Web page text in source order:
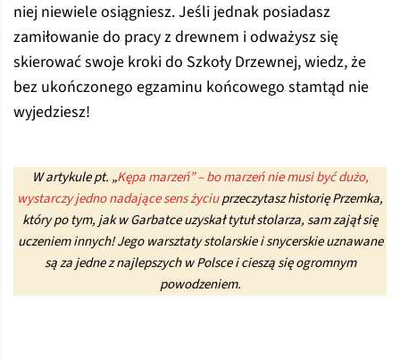
niej niewiele osiągniesz. Jeśli jednak posiadasz
zamiłowanie do pracy z drewnem i odważysz się
skierować swoje kroki do Szkoły Drzewnej, wiedz, że
bez ukończonego egzaminu końcowego stamtąd nie
wyjedziesz!
W artykule pt. „Kępa marzeń” – bo marzeń nie musi być dużo,
wystarczy jedno nadające sens życiuprzeczytasz historię Przemka,
który po tym, jak w Garbatce uzyskał tytuł stolarza, sam zajął się
uczeniem innych! Jego warsztaty stolarskie i snycerskie uznawane
są za jedne z najlepszych w Polsce i cieszą się ogromnym
powodzeniem.